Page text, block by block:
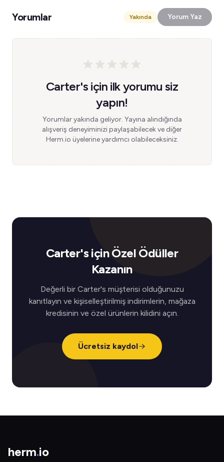
Yorumlar Yakında Yorum Yaz
Carter's için ilk yorumu siz
yapın!
Yorumlar yakında geliyor. Yayına alındığında
alışveriş deneyiminizi paylaşabilecek ve diğer
Herm.io üyelerine yardımcı olabileceksiniz.
Carter's için Özel Ödüller
Kazanın
Değerli bir Carter's müşterisi olduğunuzu
kanıtlayın ve kişiselleştirilmiş indirimlerin, mağaza
kredisinin ve özel ürünlerin kilidini açın.
Ücretsiz kaydol
herm.io